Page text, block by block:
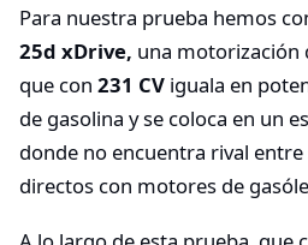
Para nuestra prueba hemos
25d xDrive, una motorización
que con 231 CV iguala en
de gasolina y se coloca en un
donde no encuentra rival
directos con motores de